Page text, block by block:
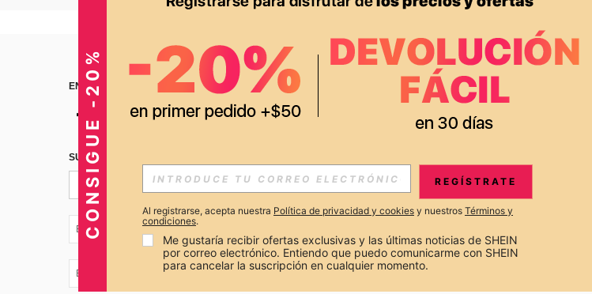
ENCUÉNTRANOS EN APP
SUSCRÍBETE PARA RECIBIR OFERTAS EXCLUSIVAS, PROMOCIONES Y NOTICIAS DE SHEIN
Suscribir
EC + 593
EC + 593
CONSIGUE -20% REGÍSTRATE
Al registrarse, acepta nuestra Política de privacidad y cookies y nuestros Términos y
condiciones.
Me gustaría recibir ofertas exclusivas y las últimas noticias de SHEIN
por correo electrónico. Entiendo que puedo comunicarme con SHEIN
para cancelar la suscripción en cualquier momento.